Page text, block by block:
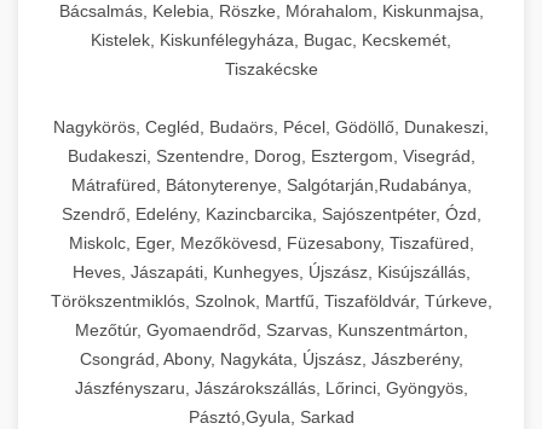
Bácsalmás, Kelebia, Röszke, Mórahalom, Kiskunmajsa,
Kistelek, Kiskunfélegyháza, Bugac, Kecskemét,
Tiszakécske
Nagykörös, Cegléd, Budaörs, Pécel, Gödöllő, Dunakeszi,
Budakeszi, Szentendre, Dorog, Esztergom, Visegrád,
Mátrafüred, Bátonyterenye, Salgótarján,Rudabánya,
Szendrő, Edelény, Kazincbarcika, Sajószentpéter, Ózd,
Miskolc, Eger, Mezőkövesd, Füzesabony, Tiszafüred,
Heves, Jászapáti, Kunhegyes, Újszász, Kisújszállás,
Törökszentmiklós, Szolnok, Martfű, Tiszaföldvár, Túrkeve,
Mezőtúr, Gyomaendrőd, Szarvas, Kunszentmárton,
Csongrád, Abony, Nagykáta, Újszász, Jászberény,
Jászfényszaru, Jászárokszállás, Lőrinci, Gyöngyös,
Pásztó,Gyula, Sarkad